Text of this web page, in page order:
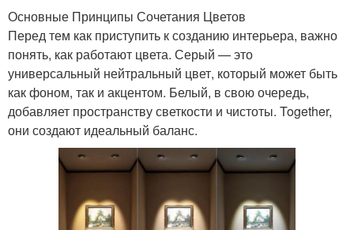
Основные Принципы Сочетания Цветов
Перед тем как приступить к созданию интерьера, важно
понять, как работают цвета. Серый — это
универсальный нейтральный цвет, который может быть
как фоном, так и акцентом. Белый, в свою очередь,
добавляет пространству светкости и чистоты. Together,
они создают идеальный баланс.